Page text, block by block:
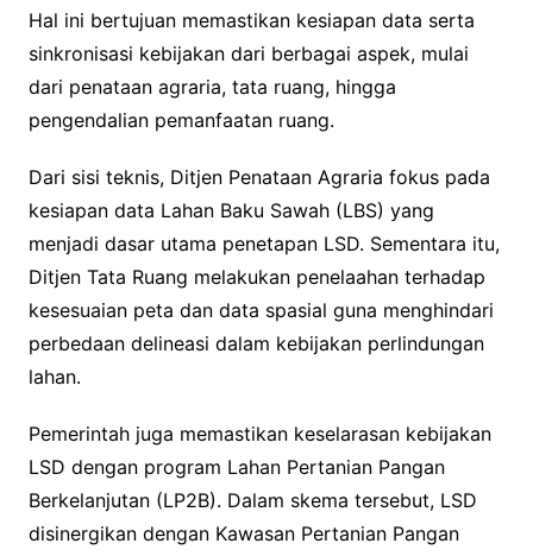
Hal ini bertujuan memastikan kesiapan data serta
sinkronisasi kebijakan dari berbagai aspek, mulai
dari penataan agraria, tata ruang, hingga
pengendalian pemanfaatan ruang.
Dari sisi teknis, Ditjen Penataan Agraria fokus pada
kesiapan data Lahan Baku Sawah (LBS) yang
menjadi dasar utama penetapan LSD. Sementara itu,
Ditjen Tata Ruang melakukan penelaahan terhadap
kesesuaian peta dan data spasial guna menghindari
perbedaan delineasi dalam kebijakan perlindungan
lahan.
Pemerintah juga memastikan keselarasan kebijakan
LSD dengan program Lahan Pertanian Pangan
Berkelanjutan (LP2B). Dalam skema tersebut, LSD
disinergikan dengan Kawasan Pertanian Pangan